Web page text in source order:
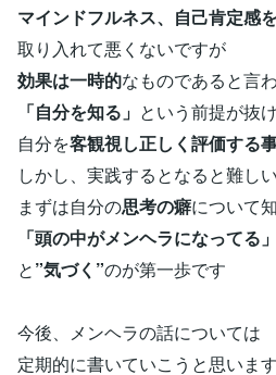
マインドフルネス、 自己肯定感
取り入れて悪くないですが
効果は一時的なものであると言
「自分を知る」 という前提が抜
自分を客観視し正しく評価する
しかし、実践するとなると難し
まずは自分の思考の癖について
「頭の中がメンヘラになってる」
と”気づく”のが第一歩です
今後、メンヘラの話については
定期的に書いていこうと思います